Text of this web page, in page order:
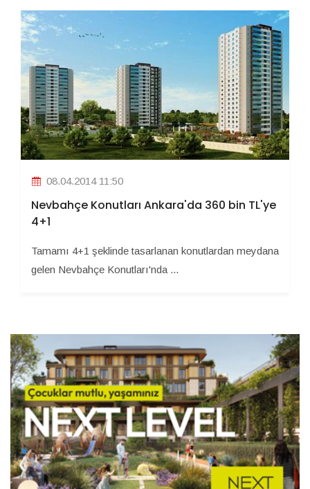
08.04.2014 11:50
Nevbahçe Konutları Ankara'da 360 bin TL'ye
4+1
Tamamı 4+1 şeklinde tasarlanan konutlardan meydana
gelen Nevbahçe Konutları'nda ...